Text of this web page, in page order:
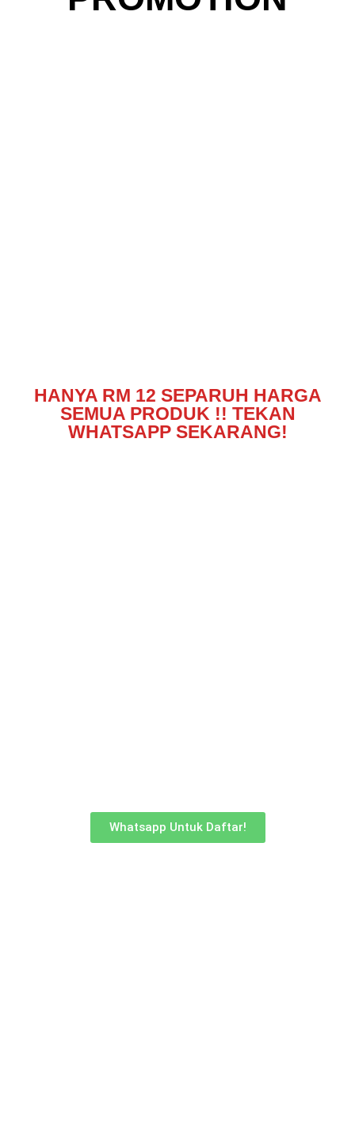
HANYA RM 12 SEPARUH HARGA
SEMUA PRODUK !! TEKAN
WHATSAPP SEKARANG!
Whatsapp Untuk Daftar!